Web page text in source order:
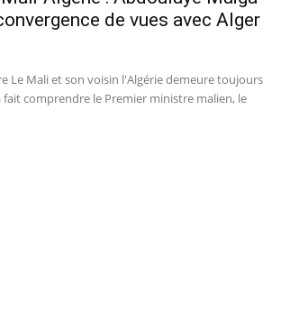
de vues avec Alger
Le Mali et son voisin l'Algérie demeure toujours
fait comprendre le Premier ministre malien, le